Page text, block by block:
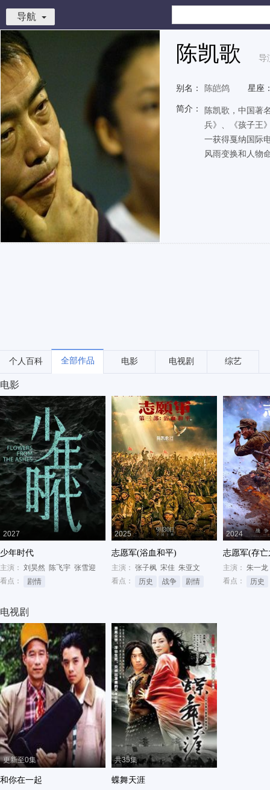
导航
陈凯歌 导
别名： 陈皑鸽 星座
简介：
陈凯歌，中国著
兵》、《孩子王
一获得戛纳国际
风雨变换和人物
个人百科 全部作品 电影 电视剧 综艺
电影
2027
少年时代
主演： 刘昊然 陈飞宇 张雪迎
看点：
剧情
2025
志愿军(浴血和平)
主演： 张子枫 宋佳 朱亚文
看点：
历史 战争 剧情
2024
志愿军(存亡
主演： 朱一龙
看点：
历史
电视剧
更新至0集
和你在一起
共35集
蝶舞天涯